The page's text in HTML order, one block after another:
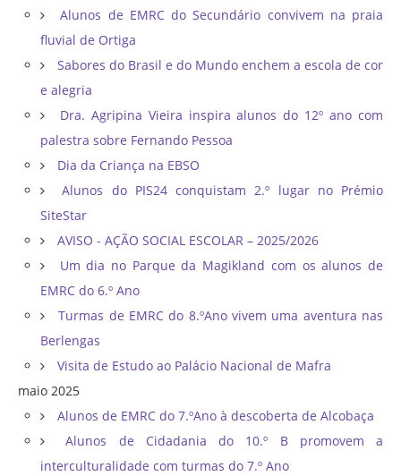
Alunos de EMRC do Secundário convivem na praia
fluvial de Ortiga
Sabores do Brasil e do Mundo enchem a escola de cor
e alegria
Dra. Agripina Vieira inspira alunos do 12º ano com
palestra sobre Fernando Pessoa
Dia da Criança na EBSO
Alunos do PIS24 conquistam 2.º lugar no Prémio
SiteStar
AVISO - AÇÃO SOCIAL ESCOLAR – 2025/2026
Um dia no Parque da Magikland com os alunos de
EMRC do 6.º Ano
Turmas de EMRC do 8.ºAno vivem uma aventura nas
Berlengas
Visita de Estudo ao Palácio Nacional de Mafra
maio 2025
Alunos de EMRC do 7.ºAno à descoberta de Alcobaça
Alunos de Cidadania do 10.º B promovem a
interculturalidade com turmas do 7.º Ano